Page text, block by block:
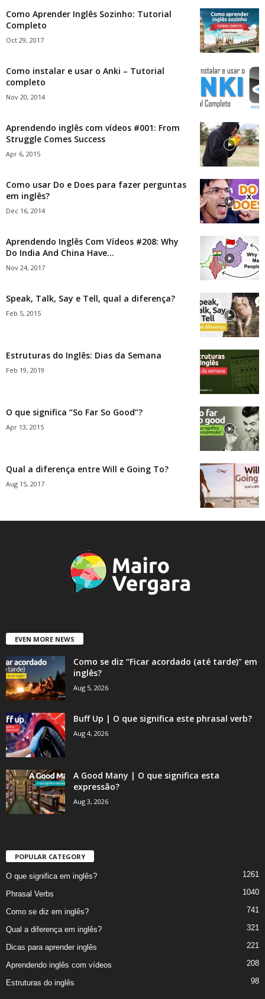
Como Aprender Inglês Sozinho: Tutorial
Completo
Oct 29, 2017
Como instalar e usar o Anki – Tutorial
completo
Nov 20, 2014
Aprendendo inglês com vídeos #001: From
Struggle Comes Success
Apr 6, 2015
Como usar Do e Does para fazer perguntas
em inglês?
Dec 16, 2014
Aprendendo Inglês Com Vídeos #208: Why
Do India And China Have...
Nov 24, 2017
Speak, Talk, Say e Tell, qual a diferença?
Feb 5, 2015
Estruturas do Inglês: Dias da Semana
Feb 19, 2019
O que significa “So Far So Good”?
Apr 13, 2015
Qual a diferença entre Will e Going To?
Aug 15, 2017
EVEN MORE NEWS
Como se diz “Ficar acordado (até tarde)” em
inglês?
Aug 5, 2026
Buff Up | O que significa este phrasal verb?
Aug 4, 2026
A Good Many | O que significa esta
expressão?
Aug 3, 2026
POPULAR CATEGORY
O que significa em inglês? 1261
Phrasal Verbs 1040
Como se diz em inglês? 741
Qual a diferença em inglês? 321
Dicas para aprender inglês 221
Aprendendo inglês com vídeos 208
Estruturas do inglês 98